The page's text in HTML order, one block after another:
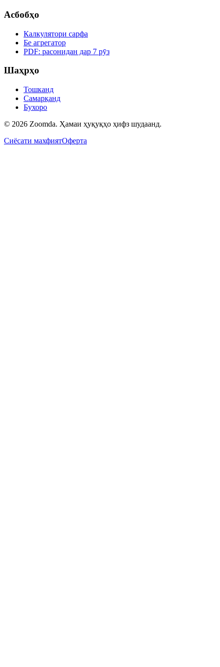
Асбобҳо
Калкулятори сарфа
Бе агрегатор
PDF: расонидан дар 7 рӯз
Шаҳрҳо
Тошканд
Самарқанд
Бухоро
© 2026 Zoomda. Ҳамаи ҳуқуқҳо ҳифз шудаанд.
Сиёсати махфиятОферта